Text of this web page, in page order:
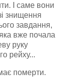
І саме вони
знищення
завдання,
вже почала
руку
рейху...
померти.